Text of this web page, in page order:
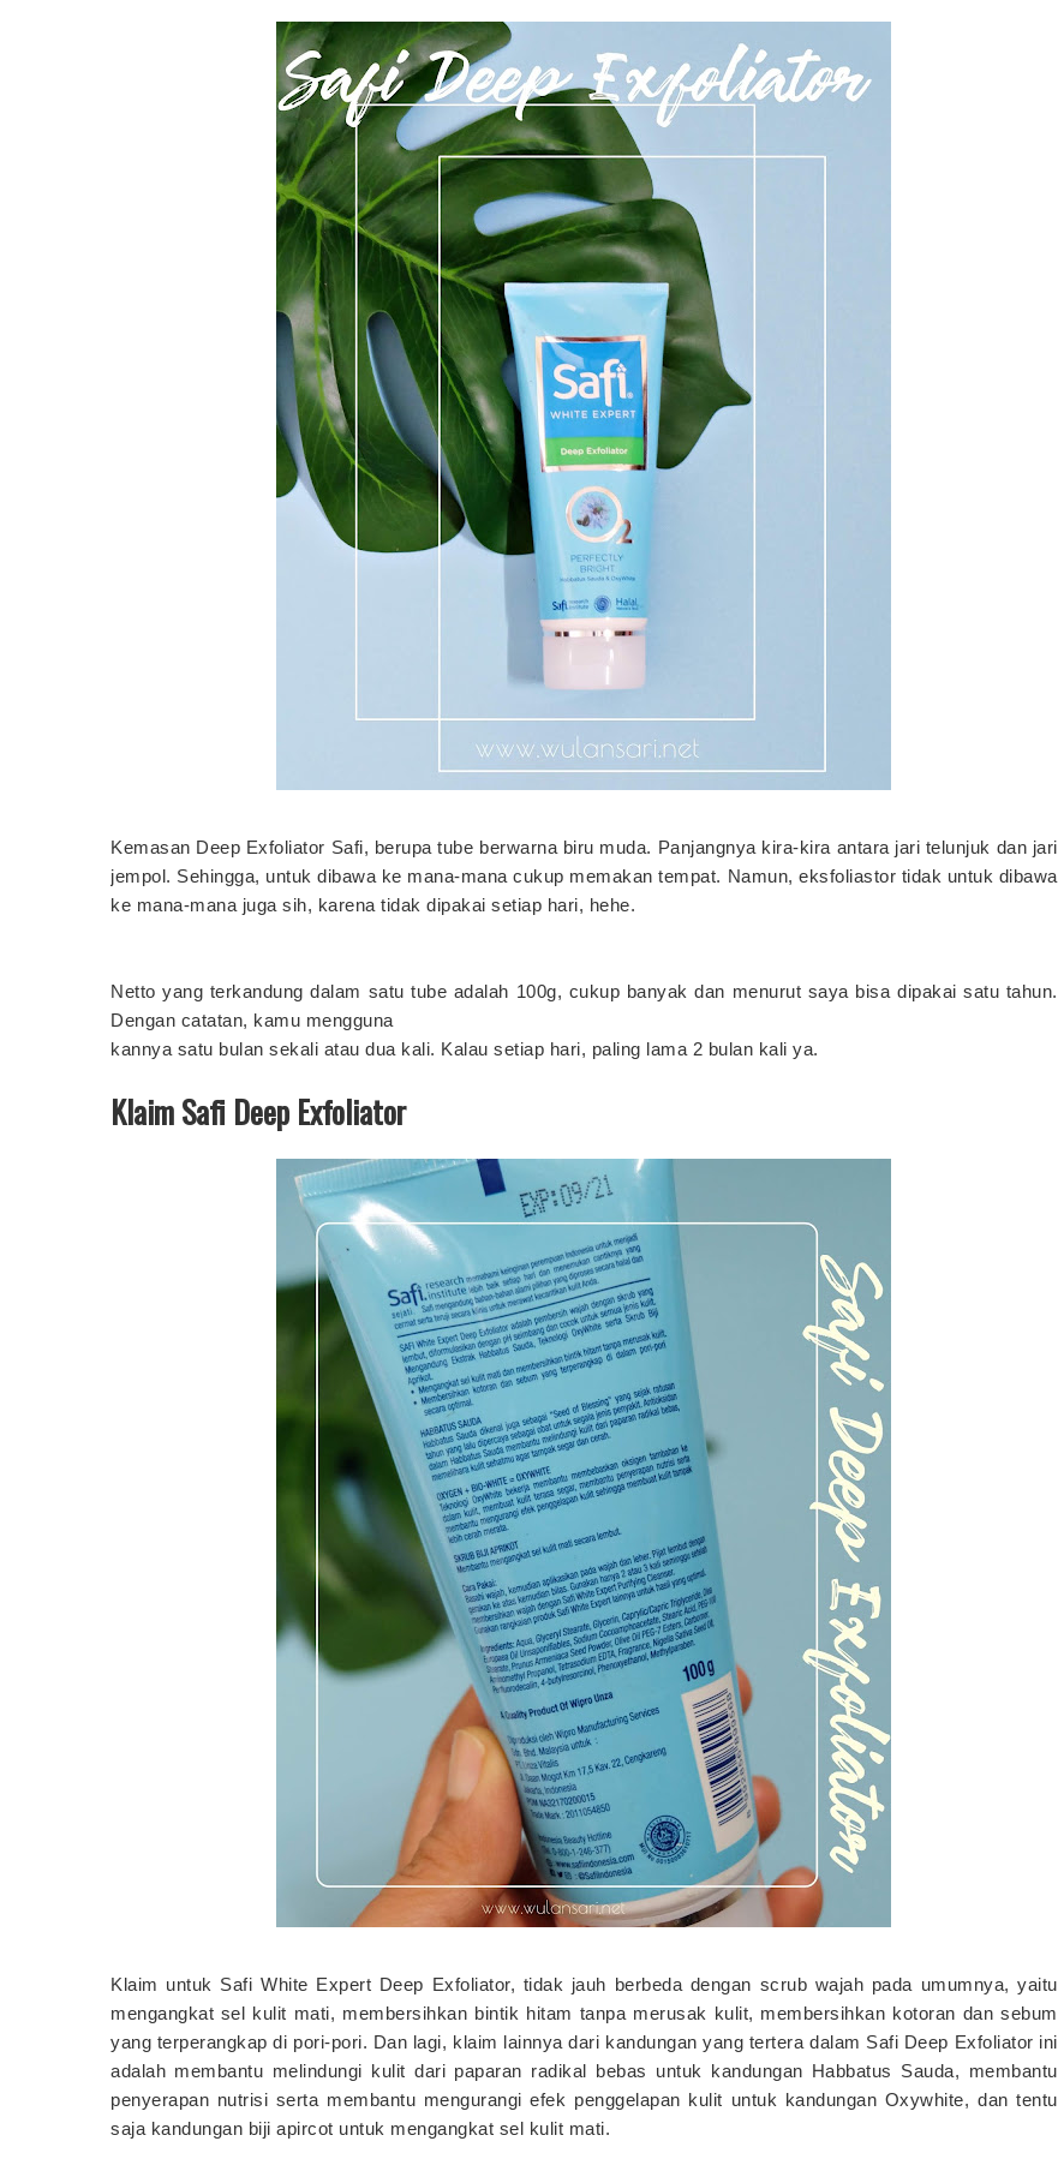
Kemasan Deep Exfoliator Safi, berupa tube berwarna biru muda. Panjangnya kira-kira antara jari telunjuk dan jari
jempol. Sehingga, untuk dibawa ke mana-mana cukup memakan tempat. Namun, eksfoliastor tidak untuk dibawa
ke mana-mana juga sih, karena tidak dipakai setiap hari, hehe.
Netto yang terkandung dalam satu tube adalah 100g, cukup banyak dan menurut saya bisa dipakai satu tahun.
Dengan catatan, kamu mengguna
kannya satu bulan sekali atau dua kali. Kalau setiap hari, paling lama 2 bulan kali ya.
Klaim Safi Deep Exfoliator
Klaim untuk Safi White Expert Deep Exfoliator, tidak jauh berbeda dengan scrub wajah pada umumnya, yaitu
mengangkat sel kulit mati, membersihkan bintik hitam tanpa merusak kulit, membersihkan kotoran dan sebum
yang terperangkap di pori-pori. Dan lagi, klaim lainnya dari kandungan yang tertera dalam Safi Deep Exfoliator ini
adalah membantu melindungi kulit dari paparan radikal bebas untuk kandungan Habbatus Sauda, membantu
penyerapan nutrisi serta membantu mengurangi efek penggelapan kulit untuk kandungan Oxywhite, dan tentu
saja kandungan biji apircot untuk mengangkat sel kulit mati.